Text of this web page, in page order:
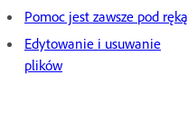
Pomoc jest zawsze pod ręką
Edytowanie i usuwanie
plików